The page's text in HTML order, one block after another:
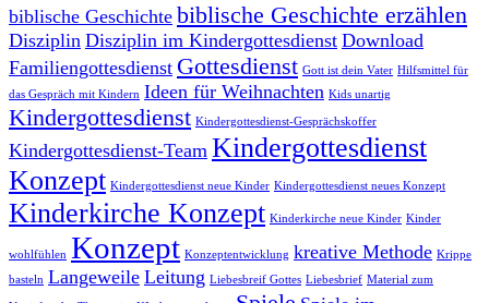
biblische Geschichte biblische Geschichte erzählen
Disziplin Disziplin im Kindergottesdienst Download
Familiengottesdienst Gottesdienst Gott ist dein Vater Hilfsmittel für
das Gespräch mit Kindern Ideen für Weihnachten Kids unartig
Kindergottesdienst Kindergottesdienst-Gesprächskoffer
Kindergottesdienst-Team Kindergottesdienst
Konzept Kindergottesdienst neue Kinder Kindergottesdienst neues Konzept
Kinderkirche Konzept Kinderkirche neue Kinder Kinder
wohlfühlen Konzept Konzeptentwicklung kreative Methode Krippe
basteln Langeweile Leitung Liebesbreif Gottes Liebesbrief Material zum